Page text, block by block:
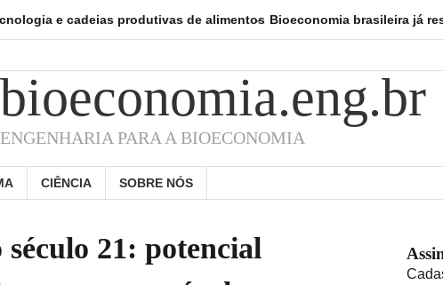
e cadeias produtivas de alimentos Bioeconomia brasileira já responde
bioeconomia.eng.br
ENGENHARIA PARA A BIOECONOMIA
CIÊNCIA SOBRE NÓS
21: potencial